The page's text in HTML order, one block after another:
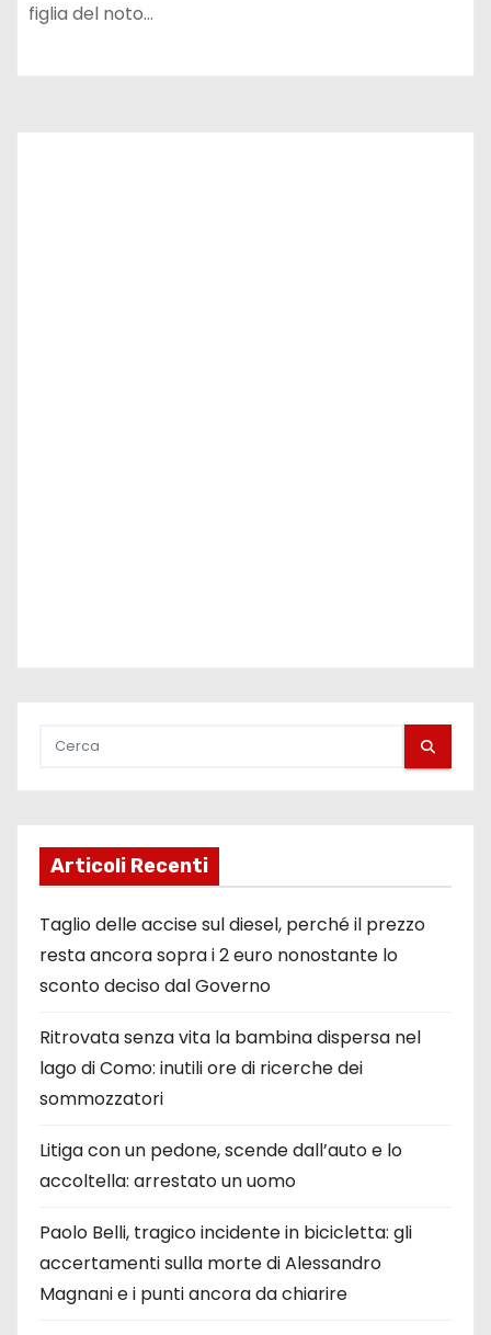
figlia del noto…
Articoli Recenti
Taglio delle accise sul diesel, perché il prezzo
resta ancora sopra i 2 euro nonostante lo
sconto deciso dal Governo
Ritrovata senza vita la bambina dispersa nel
lago di Como: inutili ore di ricerche dei
sommozzatori
Litiga con un pedone, scende dall’auto e lo
accoltella: arrestato un uomo
Paolo Belli, tragico incidente in bicicletta: gli
accertamenti sulla morte di Alessandro
Magnani e i punti ancora da chiarire